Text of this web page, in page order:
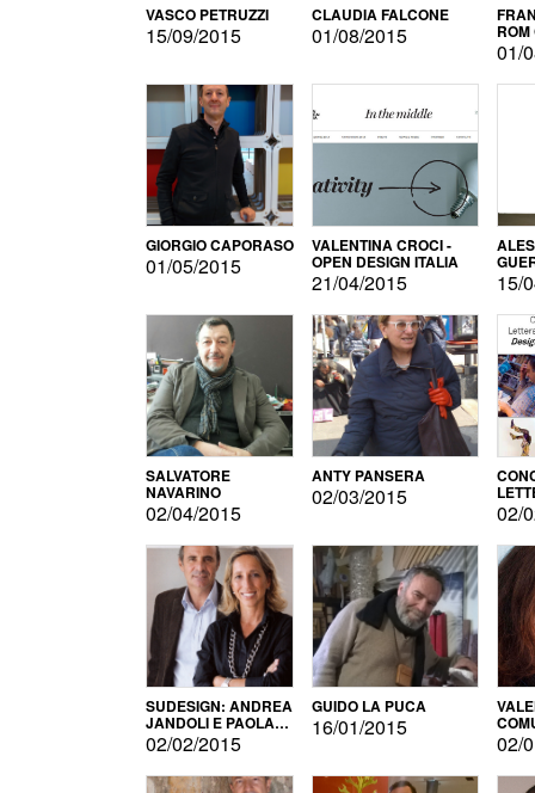
VASCO PETRUZZI
15/09/2015
CLAUDIA FALCONE
01/08/2015
01/
GIORGIO CAPORASO
01/05/2015
VALENTINA CROCI -
OPEN DESIGN ITALIA
21/04/2015 15/
SALVATORE
NAVARINO
02/04/2015
ANTY PANSERA
02/03/2015
02/
SUDESIGN: ANDREA
JANDOLI E PAOLA
PISAPIA
02/02/2015
GUIDO LA PUCA
16/01/2015
02/